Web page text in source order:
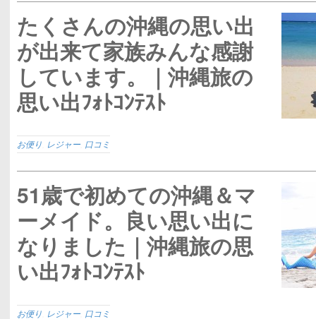
たくさんの沖縄の思い出
が出来て家族みんな感謝
しています。｜沖縄旅の
思い出ﾌｫﾄｺﾝﾃｽﾄ
お便り レジャー 口コミ
51歳で初めての沖縄＆マ
ーメイド。良い思い出に
なりました｜沖縄旅の思
い出ﾌｫﾄｺﾝﾃｽﾄ
お便り レジャー 口コミ